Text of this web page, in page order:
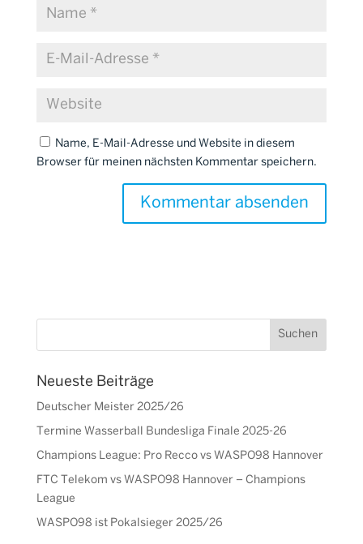
Name, E-Mail-Adresse und Website in diesem
Browser für meinen nächsten Kommentar speichern.
Neueste Beiträge
Deutscher Meister 2025/26
Termine Wasserball Bundesliga Finale 2025-26
Champions League: Pro Recco vs WASPO98 Hannover
FTC Telekom vs WASPO98 Hannover – Champions
League
WASPO98 ist Pokalsieger 2025/26